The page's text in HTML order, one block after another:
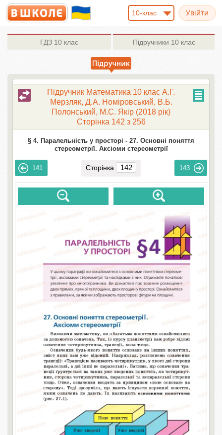
10-клас
ГДЗ 10 клас Підручники 10 клас
Підручник Математика 10 клас А.Г.
Мерзляк, Д.А. Номіровський, В.Б.
Полонський, М.С. Якір (2018 рік)
Сторінка 142 з 256
§ 4. Паралельність у просторі - 27. Основні поняття
стереометрії. Аксіоми стереометрії
141 Сторінка 143